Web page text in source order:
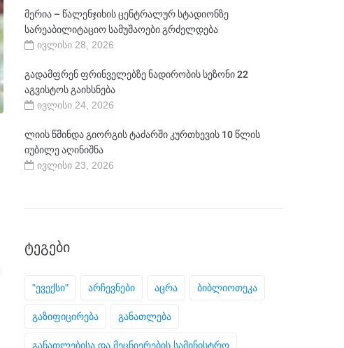
მერია – წალენჯიხის ცენტრალურ სტადიონზე
სარეაბილიტაციო სამუშაოები გრძელდება
ივლისი 28, 2026
გადამფრენ ფრინველებზე ნადირობის სეზონი 22
აგვისტოს გაიხსნება
ივლისი 24, 2026
ლიის წმინდა გიორგის ტაძარში კურთხევის 10 წლის
იუბილე აღინიშნა
ივლისი 23, 2026
ᲢᲔᲒᲔᲑᲘ
"ევექსი" არჩევნები აცრა ბიბლიოთეკა
გაზიფიცირება განათლება
განათლებისა და მეცნიერების სამინისტრო